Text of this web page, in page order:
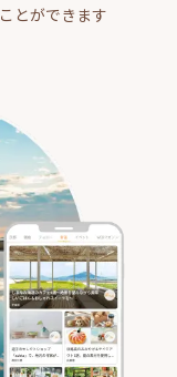
とができます